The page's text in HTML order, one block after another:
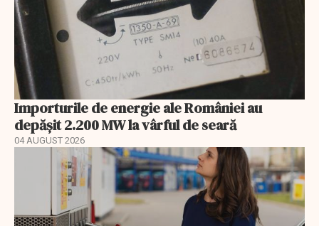
Importurile de energie ale României au
depășit 2.200 MW la vârful de seară
04 AUGUST 2026